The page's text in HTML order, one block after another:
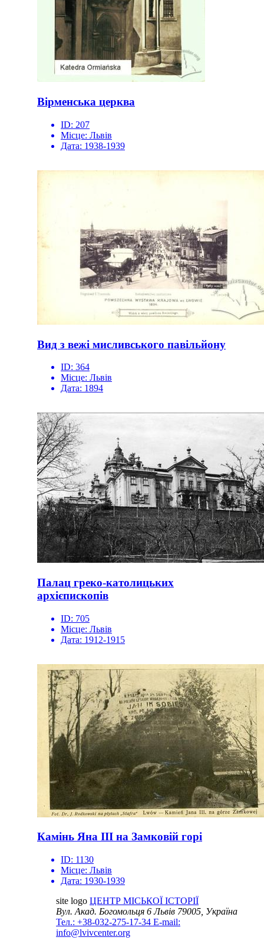
Вірменська церква
ID: 207
Місце: Львів
Дата: 1938-1939
Вид з вежі мисливського павільйону
ID: 364
Місце: Львів
Дата: 1894
Палац греко-католицьких
архієпископів
ID: 705
Місце: Львів
Дата: 1912-1915
Камінь Яна ІІІ на Замковій горі
ID: 1130
Місце: Львів
Дата: 1930-1939
site logo ЦЕНТР МІСЬКОЇ ІСТОРІЇ
Вул. Акад. Богомольця 6Львів 79005, Україна
Тел.: +38-032-275-17-34 E-mail:
info@lvivcenter.org